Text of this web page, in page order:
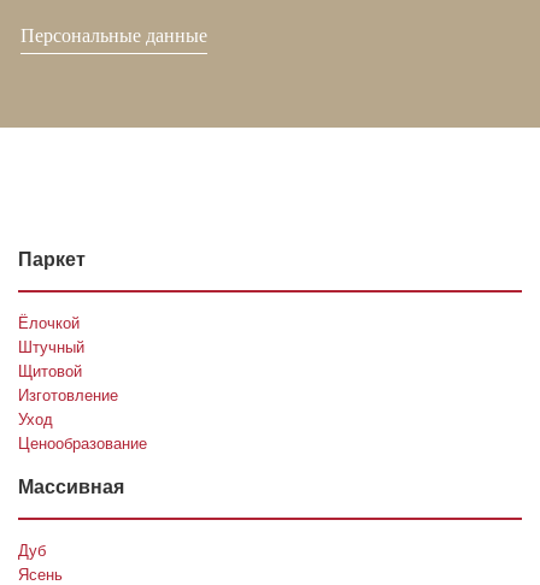
Персональные данные
Паркет
Ёлочкой
Штучный
Щитовой
Изготовление
Уход
Ценообразование
Массивная
Дуб
Ясень